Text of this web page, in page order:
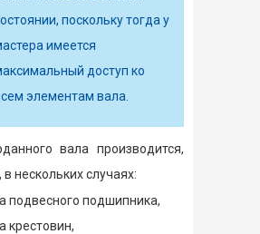
поскольку тогда у
имеется
доступ ко
элементам вала.
вала производится,
нескольких случаях:
подвесного подшипника,
крестовин,